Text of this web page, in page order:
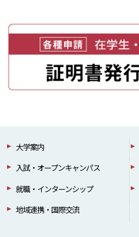
大学案内
入試・オープンキャンパス
就職・インターンシップ
地域連携・国際交流